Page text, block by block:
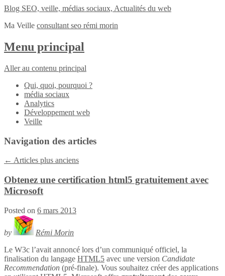
Blog SEO, veille, médias sociaux, Actualités du web
Ma Veille consultant seo rémi morin
Menu principal
Aller au contenu principal
Qui, quoi, pourquoi ?
média sociaux
Analytics
Développement web
Veille
Navigation des articles
← Articles plus anciens
Obtenez une certification html5 gratuitement avec
Microsoft
Posted on 6 mars 2013
by
Rémi Morin
Le W3c l’avait annoncé lors d’un communiqué officiel, la
finalisation du langage HTML5 avec une version Candidate
Recommendation (pré-finale). Vous souhaitez créer des applications